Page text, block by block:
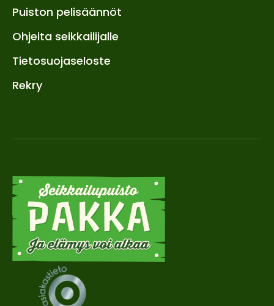
Puiston pelisäännöt
Ohjeita seikkailijalle
Tietosuojaseloste
Rekry